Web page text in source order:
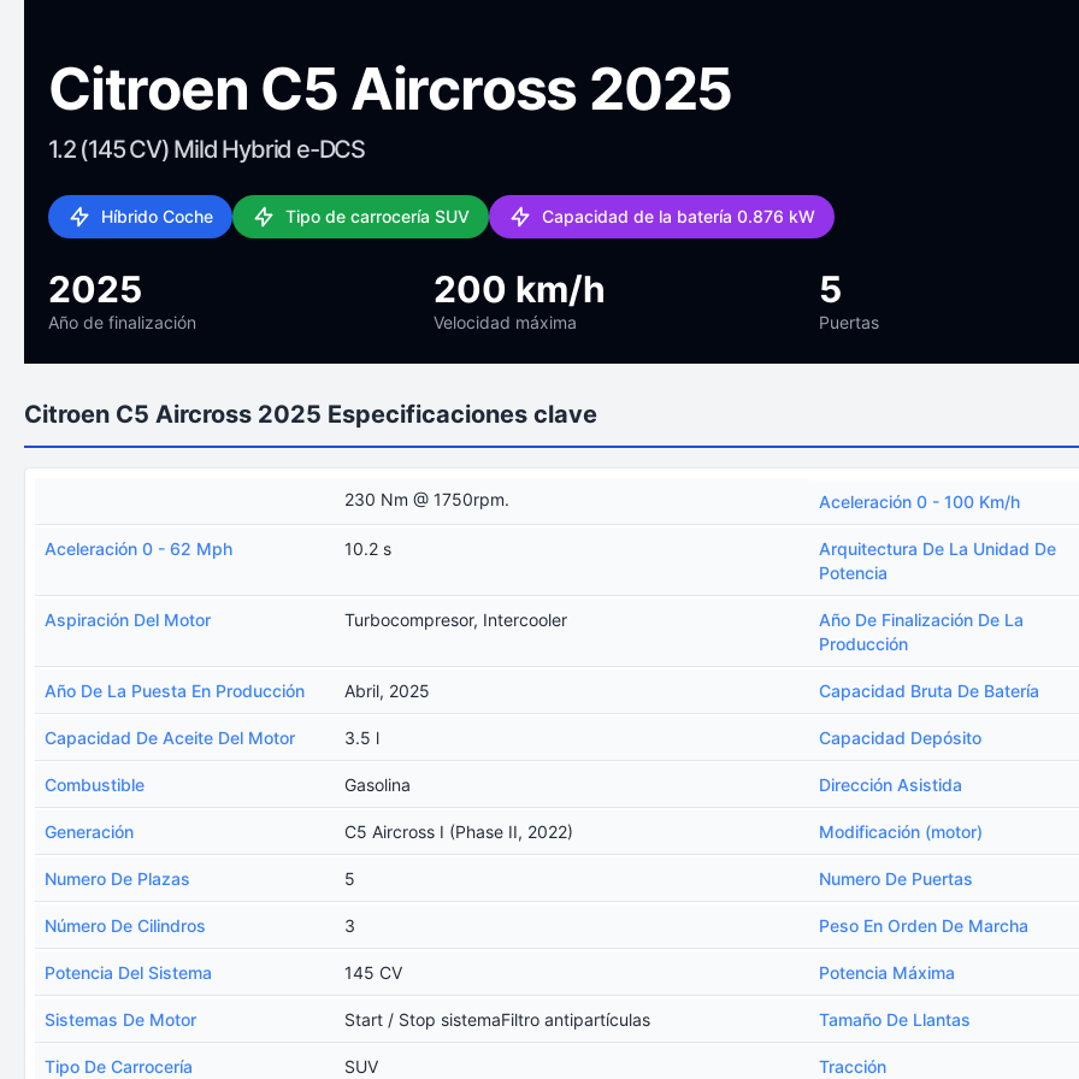
Citroen C5 Aircross 2025
1.2 (145 CV) Mild Hybrid e-DCS
Híbrido Coche Tipo de carrocería SUV Capacidad de la batería 0.876 kW
2025
Año de finalización
200 km/h
Velocidad máxima
5
Puertas
Citroen C5 Aircross 2025 Especificaciones clave
230 Nm @ 1750rpm. Aceleración 0 - 100 Km/h
Aceleración 0 - 62 Mph 10.2 s
Arquitectura De La Unidad De
Potencia
Aspiración Del Motor Turbocompresor, Intercooler
Año De Finalización De La
Producción
Año De La Puesta En Producción Abril, 2025 Capacidad Bruta De Batería
Capacidad De Aceite Del Motor 3.5 l Capacidad Depósito
Combustible Gasolina Dirección Asistida
Generación C5 Aircross I (Phase II, 2022) Modificación (motor)
Numero De Plazas 5 Numero De Puertas
Número De Cilindros 3 Peso En Orden De Marcha
Potencia Del Sistema 145 CV Potencia Máxima
Sistemas De Motor Start / Stop sistemaFiltro antipartículas Tamaño De Llantas
Tipo De Carrocería SUV Tracción